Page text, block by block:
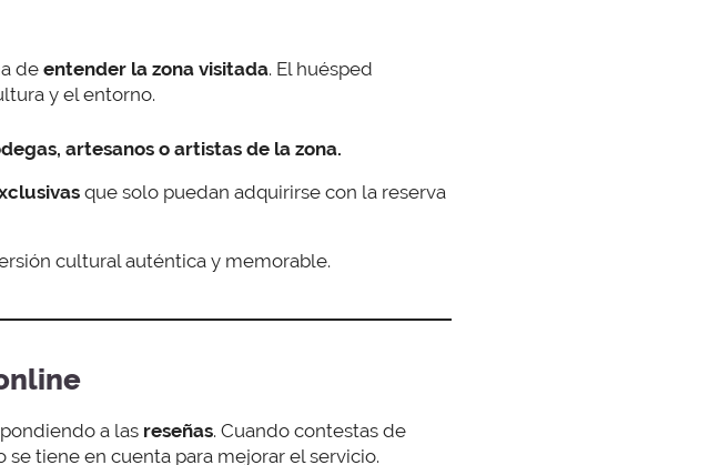
de entender la zona visitada. El huésped
y el entorno.
artesanos o artistas de la zona.
que solo puedan adquirirse con la reserva
cultural auténtica y memorable.
a las reseñas. Cuando contestas de
tiene en cuenta para mejorar el servicio.